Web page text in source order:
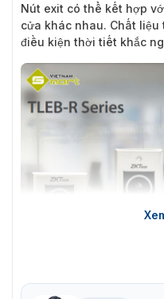
Nút exit có thể kết hợp
cửa khác nhau. Chất
điều kiện thời tiết khắc
Nút Exit cảm ứng